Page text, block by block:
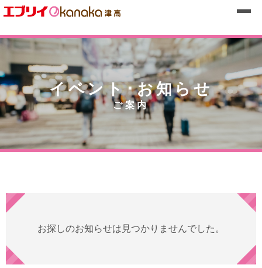
イベント･お知らせ
ご案内
お探しのお知らせは見つかりませんでした。